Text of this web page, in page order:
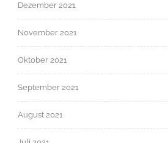
Dezember 2021
November 2021
Oktober 2021
September 2021
August 2021